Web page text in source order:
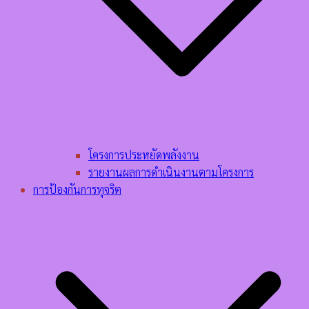
โครงการประหยัดพลังงาน
รายงานผลการดำเนินงานตามโครงการ
การป้องกันการทุจริต